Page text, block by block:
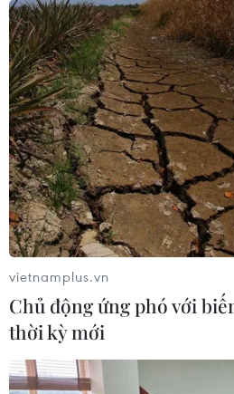
vietnamplus.vn
Chủ động ứng phó với
thời kỳ mới